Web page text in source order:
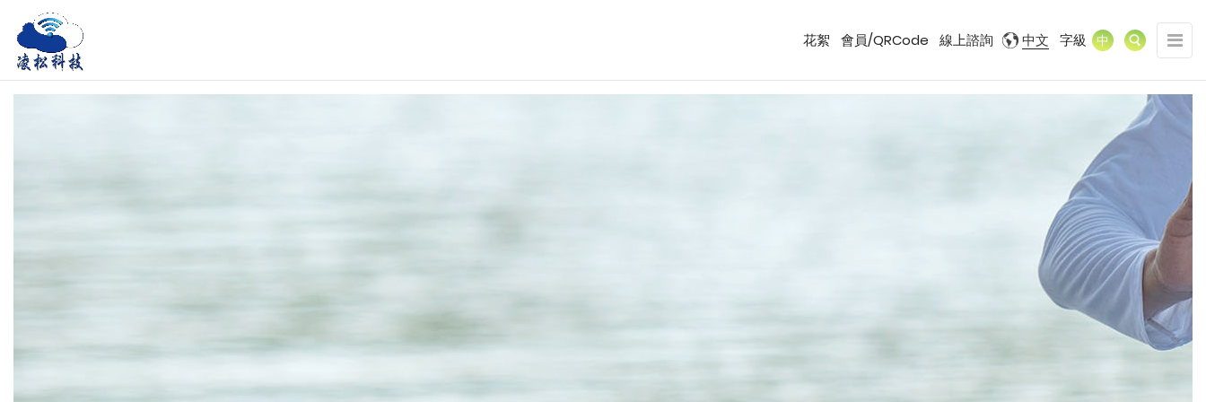
凌
松
科
(SDGs/ESG)
凌
松
科
展
開/
收
覽
選
單
花絮 會員/QRCode 線上諮詢 中文 字級 中